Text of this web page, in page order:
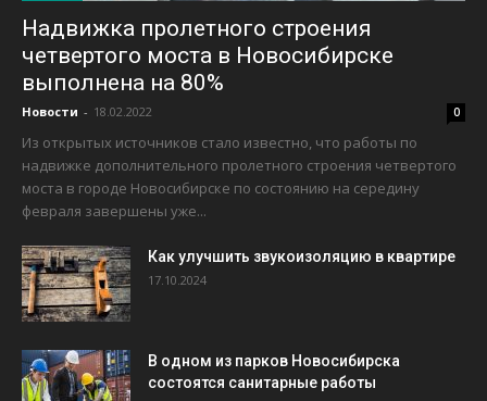
Надвижка пролетного строения
четвертого моста в Новосибирске
выполнена на 80%
Новости - 18.02.2022 0
Из открытых источников стало известно, что работы по
надвижке дополнительного пролетного строения четвертого
моста в городе Новосибирске по состоянию на середину
февраля завершены уже...
Как улучшить звукоизоляцию в квартире
17.10.2024
В одном из парков Новосибирска
состоятся санитарные работы